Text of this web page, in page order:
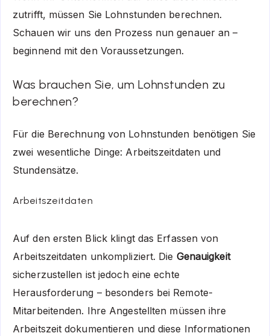
zutrifft, müssen Sie Lohnstunden berechnen.
Schauen wir uns den Prozess nun genauer an –
beginnend mit den Voraussetzungen.
Was brauchen Sie, um Lohnstunden zu
berechnen?
Für die Berechnung von Lohnstunden benötigen Sie
zwei wesentliche Dinge: Arbeitszeitdaten und
Stundensätze.
Arbeitszeitdaten
Auf den ersten Blick klingt das Erfassen von
Arbeitszeitdaten unkompliziert. Die Genauigkeit
sicherzustellen ist jedoch eine echte
Herausforderung – besonders bei Remote-
Mitarbeitenden. Ihre Angestellten müssen ihre
Arbeitszeit dokumentieren und diese Informationen